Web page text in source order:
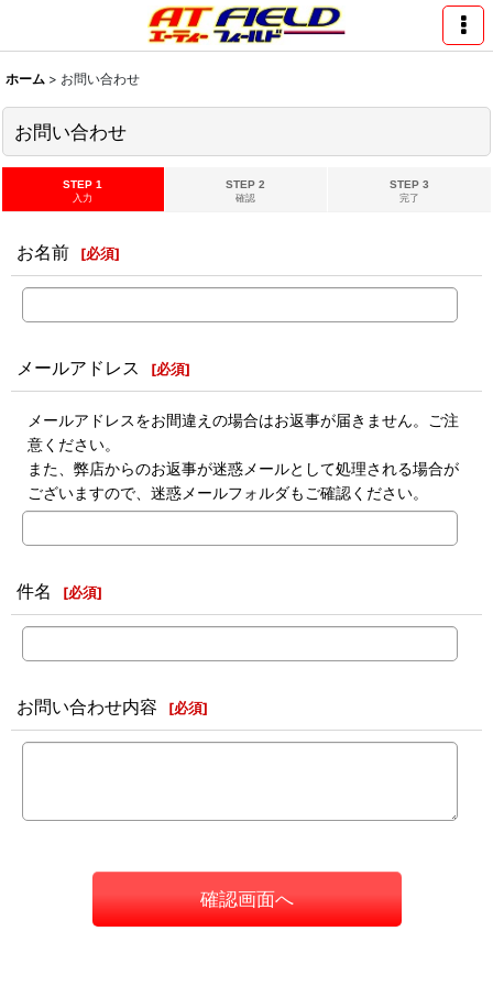
ホーム > お問い合わせ
お問い合わせ
STEP 1
入力
STEP 2
確認
STEP 3
完了
お名前 [必須]
メールアドレス [必須]
メールアドレスをお間違えの場合はお返事が届きません。ご注
意ください。
また、弊店からのお返事が迷惑メールとして処理される場合が
ございますので、迷惑メールフォルダもご確認ください。
件名 [必須]
お問い合わせ内容 [必須]
確認画面へ